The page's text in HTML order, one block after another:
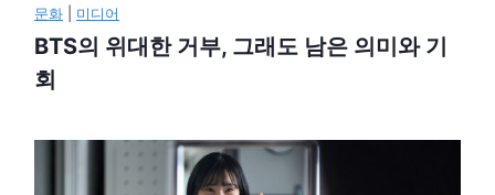
문화 미디어
BTS의 위대한 거부, 그래도 남은 의미와 기
회